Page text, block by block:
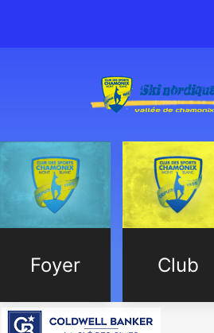
Foyer Club